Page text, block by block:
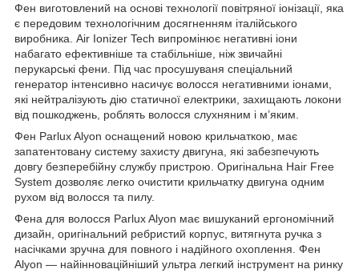
Фен виготовлений на основі технології повітряної іонізації, яка
є передовим технологічним досягненням італійського
виробника. Air Ionizer Tech випромінює негативні іони
набагато ефективніше та стабільніше, ніж звичайні
перукарські фени. Під час просушуваня спеціальний
генератор інтенсивно насичує волосся негативними іонами,
які нейтралізують дію статичної електрики, захищають локони
від пошкоджень, роблять волосся слухняним і м’яким.
Фен Parlux Alyon оснащений новою крильчаткою, має
запатентовану систему захисту двигуна, які забезпечують
довгу безперебійну службу пристрою. Оригінальна Hair Free
System дозволяє легко очистити крильчатку двигуна одним
рухом від волосся та пилу.
Фена для волосся Parlux Alyon має вишуканий ергономічний
дизайн, оригінальний ребристий корпус, витягнута ручка з
насічками зручна для повного і надійного охоплення. Фен
Alyon — найінноваційніший ультра легкий інструмент на ринку